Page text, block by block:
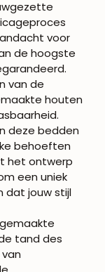
voor
de hoogste
van de
houten
deze bedden
behoeften
het ontwerp
een uniek
dat jouw stijl
tand des